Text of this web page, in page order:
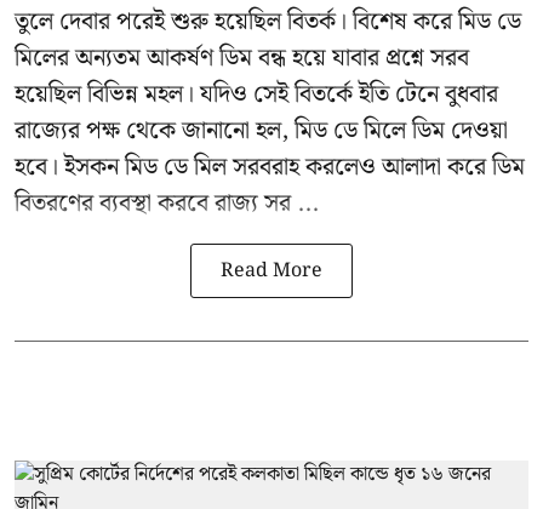
তুলে দেবার পরেই শুরু হয়েছিল বিতর্ক। বিশেষ করে মিড ডে
মিলের অন্যতম আকর্ষণ ডিম বন্ধ হয়ে যাবার প্রশ্নে সরব
হয়েছিল বিভিন্ন মহল। যদিও সেই বিতর্কে ইতি টেনে বুধবার
রাজ্যের পক্ষ থেকে জানানো হল, মিড ডে মিলে ডিম দেওয়া
হবে। ইসকন মিড ডে মিল সরবরাহ করলেও আলাদা করে ডিম
বিতরণের ব্যবস্থা করবে রাজ্য সর ...
Read More